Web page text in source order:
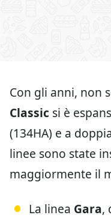
Con gli anni, non
Classic si è
(134HA) e a
linee sono state
maggiormente il
La linea Gara,